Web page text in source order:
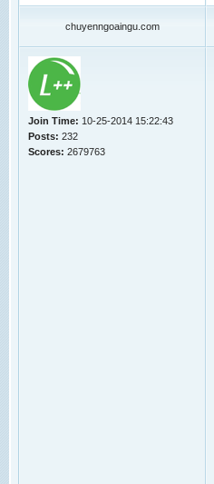
chuyenngoaingu.com
Join Time: 10-25-2014 15:22:43
Posts: 232
Scores: 2679763